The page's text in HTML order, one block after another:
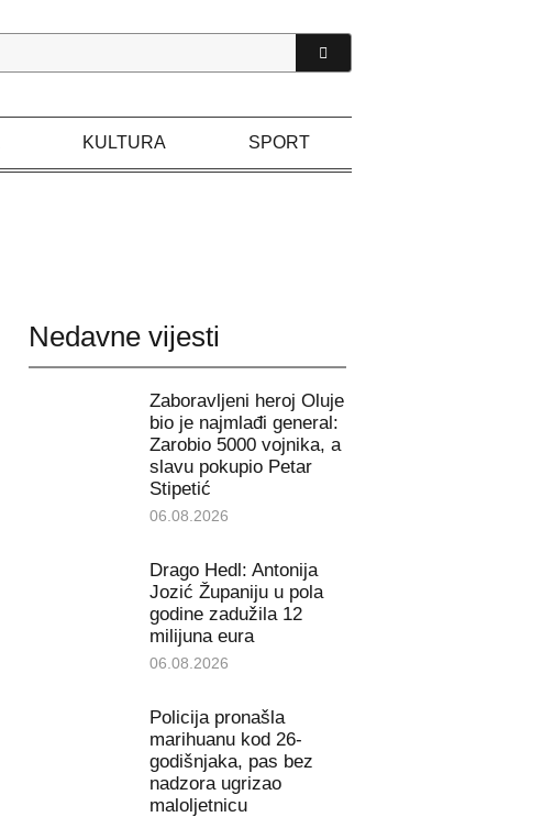
KULTURA SPORT
Nedavne vijesti
Zaboravljeni heroj Oluje
bio je najmlađi general:
Zarobio 5000 vojnika, a
slavu pokupio Petar
Stipetić
06.08.2026
Drago Hedl: Antonija
Jozić Županiju u pola
godine zadužila 12
milijuna eura
06.08.2026
Policija pronašla
marihuanu kod 26-
godišnjaka, pas bez
nadzora ugrizao
maloljetnicu